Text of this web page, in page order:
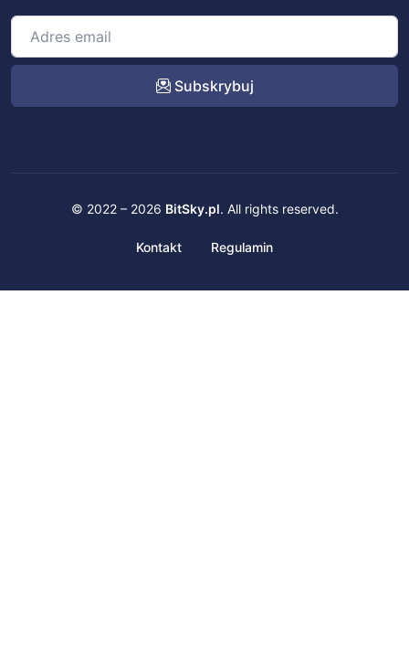
Subskrybuj
© 2022 – 2026 BitSky.pl. All rights reserved.
Kontakt Regulamin